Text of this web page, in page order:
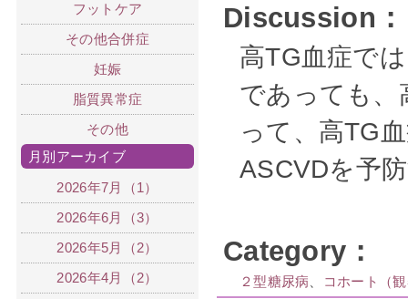
Discussion：
高TG血症で
であっても、
って、高TG
ASCVDを予
Category：
２型糖尿病 コホート（
フットケア
その他合併症
妊娠
脂質異常症
その他
月別アーカイブ
2026年7月（1）
2026年6月（3）
2026年5月（2）
2026年4月（2）